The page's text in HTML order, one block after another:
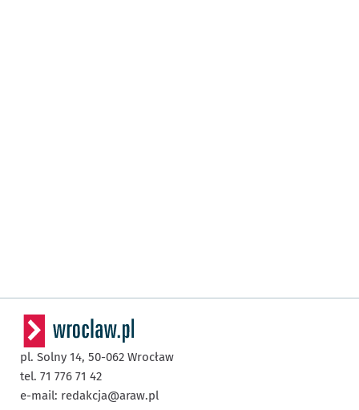
pl. Solny 14, 50-062 Wrocław
tel. 71 776 71 42
e-mail: redakcja@araw.pl